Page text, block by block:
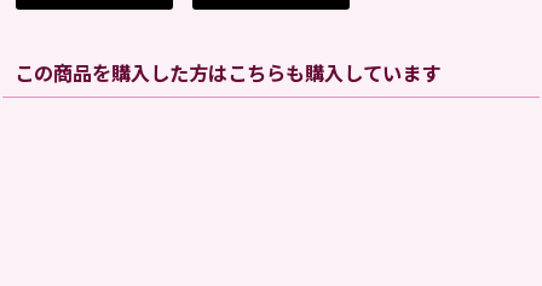
この商品を購入した方はこちらも購入しています